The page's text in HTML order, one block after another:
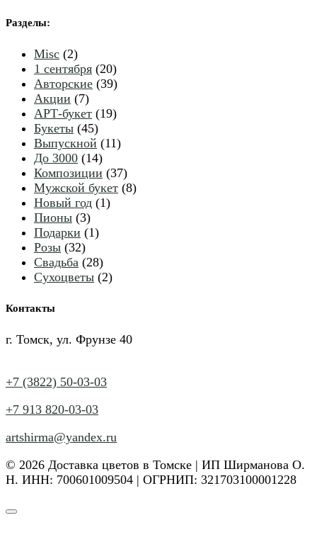
Разделы:
Misc 22
товара
1 сентября 2020
товаров
Авторские 3939
Акции 77
товаров
АРТ-букет 1919
Букеты 4545
товаров
Выпускной 1111
До 3000 1414
товаров
Композиции 3737
товаров
Мужской букет 88
Новый год 11
Пионы 33
товара
Подарки 11
Розы 3232
товара
Свадьба 2828
товаров
Сухоцветы 22
Контакты
г. Томск, ул. Фрунзе 40
+7 (3822) 50-03-03
+7 913 820-03-03
artshirma@yandex.ru
© 2026 Доставка цветов в Томске | ИП Ширманова О.
Н. ИНН: 700601009504 | ОГРНИП: 321703100001228